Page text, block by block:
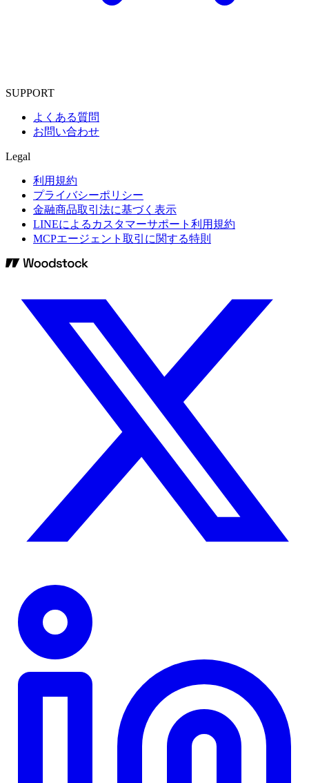
SUPPORT
よくある質問
お問い合わせ
Legal
利用規約
プライバシーポリシー
金融商品取引法に基づく表示
LINEによるカスタマーサポート利用規約
MCPエージェント取引に関する特則